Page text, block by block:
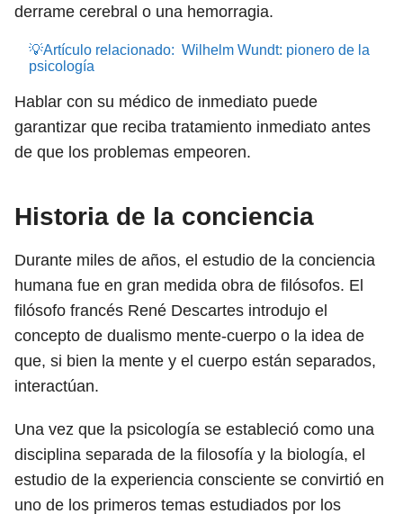
derrame cerebral o una hemorragia.
💡Artículo relacionado: Wilhelm Wundt: pionero de la
psicología
Hablar con su médico de inmediato puede
garantizar que reciba tratamiento inmediato antes
de que los problemas empeoren.
Historia de la conciencia
Durante miles de años, el estudio de la conciencia
humana fue en gran medida obra de filósofos. El
filósofo francés René Descartes introdujo el
concepto de dualismo mente-cuerpo o la idea de
que, si bien la mente y el cuerpo están separados,
interactúan.
Una vez que la psicología se estableció como una
disciplina separada de la filosofía y la biología, el
estudio de la experiencia consciente se convirtió en
uno de los primeros temas estudiados por los